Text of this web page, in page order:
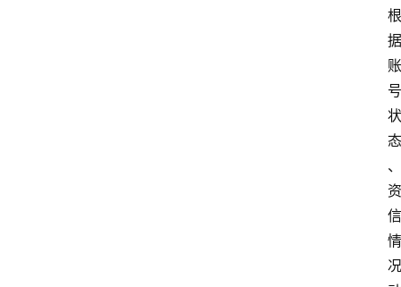
根
据
账
号
状
态
、
资
信
情
况